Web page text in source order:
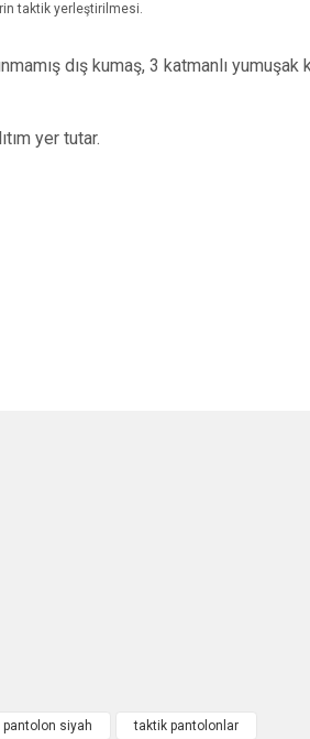
taktik yerleştirilmesi.
dış kumaş, 3 katmanlı yumuşak
yer tutar.
siyah taktik pantolonlar